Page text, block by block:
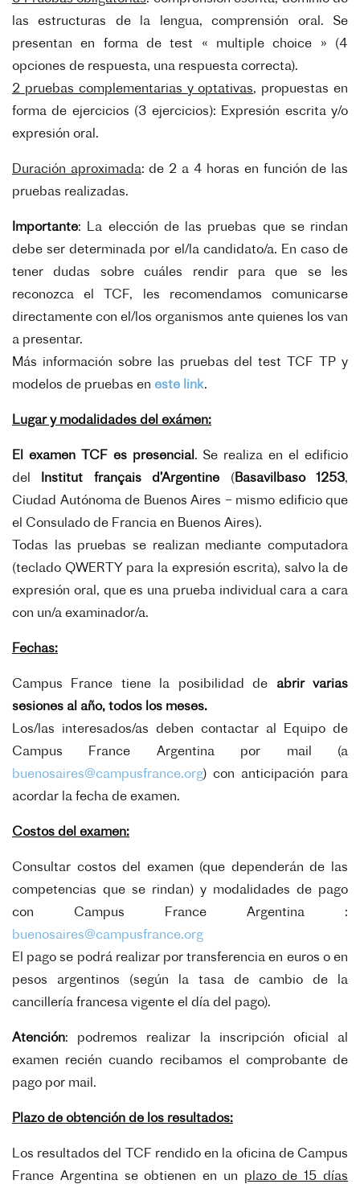
las estructuras de la lengua, comprensión oral. Se
presentan en forma de test « multiple choice » (4
opciones de respuesta, una respuesta correcta).
2 pruebas complementarias y optativas, propuestas en
forma de ejercicios (3 ejercicios): Expresión escrita y/o
expresión oral.
Duración aproximada: de 2 a 4 horas en función de las
pruebas realizadas.
Importante: La elección de las pruebas que se rindan
debe ser determinada por el/la candidato/a. En caso de
tener dudas sobre cuáles rendir para que se les
reconozca el TCF, les recomendamos comunicarse
directamente con el/los organismos ante quienes los van
a presentar.
Más información sobre las pruebas del test TCF TP y
modelos de pruebas en este link.
Lugar y modalidades del exámen:
El examen TCF es presencial . Se realiza en el edificio
del
Institut français d’Argentine ( Basavilbaso 1253,
Ciudad Autónoma de Buenos Aires – mismo edificio que
el Consulado de Francia en Buenos Aires).
Todas las pruebas se realizan mediante computadora
(teclado QWERTY para la expresión escrita), salvo la de
expresión oral, que es una prueba individual cara a cara
con un/a examinador/a.
Fechas:
Campus France tiene la posibilidad de abrir varias
sesiones al año, todos los meses.
Los/las interesados/as deben contactar al Equipo de
Campus France Argentina por mail (a
buenosaires@campusfrance.org) con anticipación para
acordar la fecha de examen.
Costos del examen:
Consultar costos del examen (que dependerán de las
competencias que se rindan) y modalidades de pago
con Campus France Argentina :
buenosaires@campusfrance.org
El pago se podrá realizar por transferencia en euros o en
pesos argentinos (según la tasa de cambio de la
cancillería francesa vigente el día del pago).
Atención: podremos realizar la inscripción oficial al
examen recién cuando recibamos el comprobante de
pago por mail.
Plazo de obtención de los resultados:
Los resultados del TCF rendido en la oficina de Campus
France Argentina se obtienen en un plazo de 15 días